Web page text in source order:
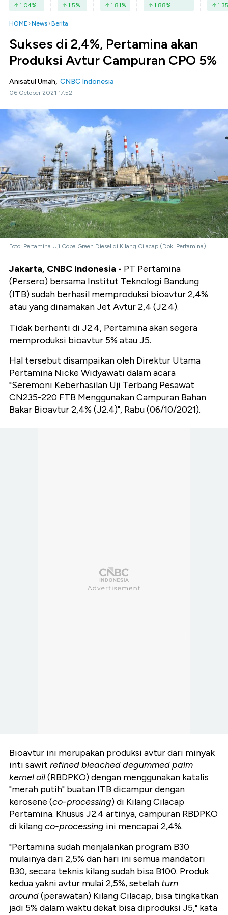
1.04% 1.5% 1.81% 1.88% 1.35
HOME News Berita
Sukses di 2,4%, Pertamina akan
Produksi Avtur Campuran CPO 5%
Anisatul Umah, CNBC Indonesia
06 October 2021 17:52
Foto: Pertamina Uji Coba Green Diesel di Kilang Cilacap (Dok. Pertamina)
Jakarta, CNBC Indonesia - PT Pertamina
(Persero) bersama Institut Teknologi Bandung
(ITB) sudah berhasil memproduksi bioavtur 2,4%
atau yang dinamakan Jet Avtur 2,4 (J2.4).
Tidak berhenti di J2.4, Pertamina akan segera
memproduksi bioavtur 5% atau J5.
Hal tersebut disampaikan oleh Direktur Utama
Pertamina Nicke Widyawati dalam acara
"Seremoni Keberhasilan Uji Terbang Pesawat
CN235-220 FTB Menggunakan Campuran Bahan
Bakar Bioavtur 2,4% (J2.4)", Rabu (06/10/2021).
Bioavtur ini merupakan produksi avtur dari minyak
inti sawit refined bleached degummed palm
kernel oil(RBDPKO) dengan menggunakan katalis
"merah putih" buatan ITB dicampur dengan
kerosene (co-processing) di Kilang Cilacap
Pertamina. Khusus J2.4 artinya, campuran RBDPKO
di kilangco-processing ini mencapai 2,4%.
"Pertamina sudah menjalankan program B30
mulainya dari 2,5% dan hari ini semua mandatori
B30, secara teknis kilang sudah bisa B100. Produk
kedua yakni avtur mulai 2,5%, setelah turn
around(perawatan) Kilang Cilacap, bisa tingkatkan
jadi 5% dalam waktu dekat bisa diproduksi J5," kata